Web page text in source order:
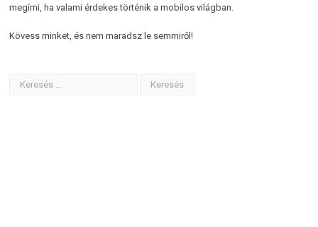
megírni, ha valami érdekes történik a mobilos világban.
Kövess minket, és nem maradsz le semmiről!